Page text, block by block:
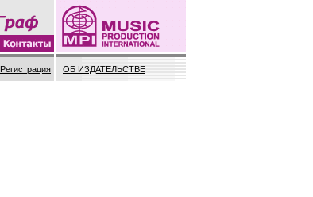
Регистрация ОБ ИЗДАТЕЛЬСТВЕ